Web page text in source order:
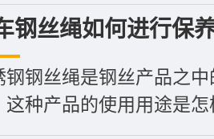
钢丝绳如何进行保
钢钢丝绳是钢丝产品之中
这种产品的使用用途是怎